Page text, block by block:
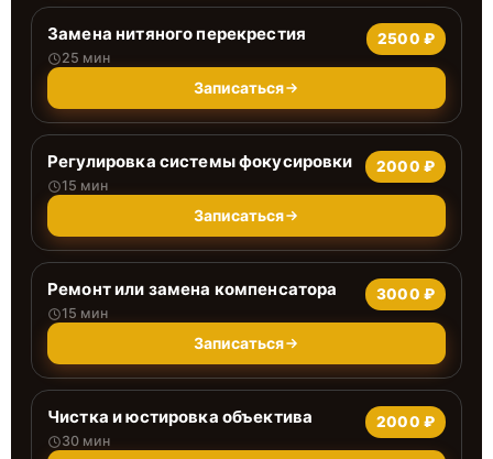
Замена нитяного перекрестия
25 мин
2500 ₽
Записаться
Регулировка системы фокусировки
15 мин
2000 ₽
Записаться
Ремонт или замена компенсатора
15 мин
3000 ₽
Записаться
Чистка и юстировка объектива
30 мин
2000 ₽